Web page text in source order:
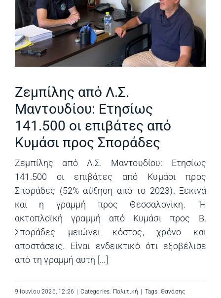
Ζεμπίλης από Λ.Σ.
Μαντουδίου: Ετησίως
141.500 οι επιβάτες από
Κυμάσι προς Σποράδες
Ζεμπίλης από Λ.Σ. Μαντουδίου: Ετησίως
141.500 οι επιβάτες από Κυμάσι προς
Σποράδες (52% αύξηση από το 2023). Ξεκινά
και η γραμμή προς Θεσσαλονίκη. "Η
ακτοπλοϊκή γραμμή από Κυμάσι προς Β.
Σποράδες μειώνει κόστος, χρόνο και
αποστάσεις. Είναι ενδεικτικό ότι εξοβέλισε
από τη γραμμή αυτή [...]
9 Ιουνίου 2026, 12:26 | Categories: Πολιτική | Tags: Θανάσης